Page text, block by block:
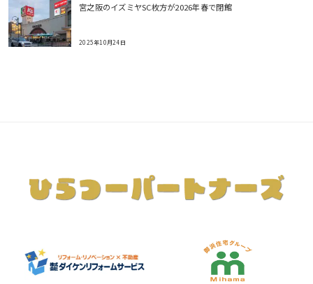
宮之阪のイズミヤSC枚方が2026年春で閉館
2025年10月24日